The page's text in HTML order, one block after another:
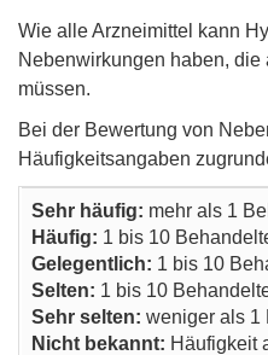
Wie alle Arzneimittel kann
Nebenwirkungen haben, die
müssen.
Bei der Bewertung von
Häufigkeitsangaben
Sehr häufig: mehr als 1
Häufig: 1 bis 10
Gelegentlich: 1 bis 10
Selten: 1 bis 10
Sehr selten: weniger als 1
Nicht bekannt: Häufigkeit